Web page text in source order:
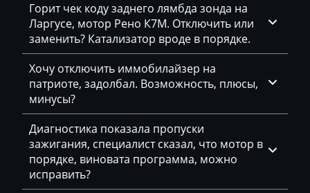
Exeed
Extreme moto
Faresin
Farmtrac
FAW
Fendt
Fiat
Горит чек коду заднего лямбда зонда на
Ларгусе, мотор Рено К7М. Отключить или
заменить? Катализатор вроде в порядке.
Хочу отключить иммобилайзер на
патриоте, задолбал. Возможность, плюсы,
минусы?
Диагностика показала пропуски
зажигания, специалист сказал, что мотор в
порядке, виновата программа, можно
исправить?